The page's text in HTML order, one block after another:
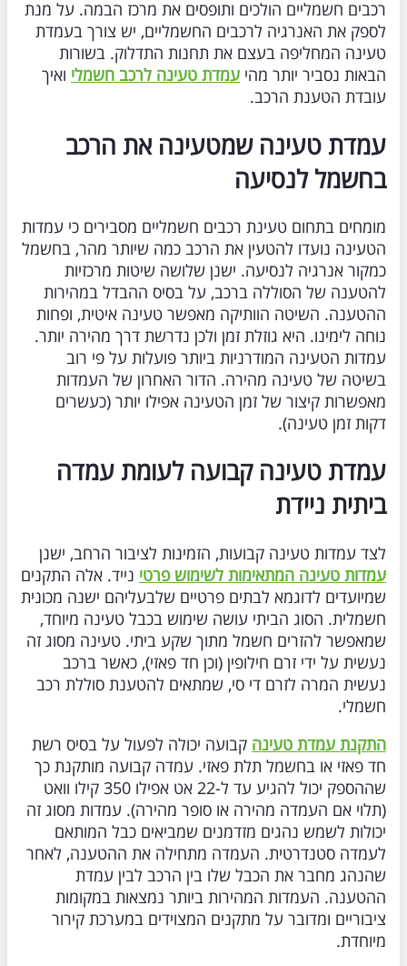
רכבים חשמליים הולכים ותופסים את מרכז הבמה. על מנת
לספק את האנרגיה לרכבים החשמליים, יש צורך בעמדת
טעינה המחליפה בעצם את תחנות התדלוק. בשורות
הבאות נסביר יותר מהי עמדת טעינה לרכב חשמלי ואיך
עובדת הטענת הרכב.
עמדת טעינה שמטעינה את הרכב
בחשמל לנסיעה
מומחים בתחום טעינת רכבים חשמליים מסבירים כי עמדות
הטעינה נועדו להטעין את הרכב כמה שיותר מהר, בחשמל
כמקור אנרגיה לנסיעה. ישנן שלושה שיטות מרכזיות
להטענה של הסוללה ברכב, על בסיס ההבדל במהירות
ההטענה. השיטה הוותיקה מאפשר טעינה איטית, ופחות
נוחה לימינו. היא גוזלת זמן ולכן נדרשת דרך מהירה יותר.
עמדות הטעינה המודרניות ביותר פועלות על פי רוב
בשיטה של טעינה מהירה. הדור האחרון של העמדות
מאפשרות קיצור של זמן הטעינה אפילו יותר (כעשרים
דקות זמן טעינה).
עמדת טעינה קבועה לעומת עמדה
ביתית ניידת
לצד עמדות טעינה קבועות, הזמינות לציבור הרחב, ישנן
עמדות טעינה המתאימות לשימוש פרטי נייד. אלה התקנים
שמיועדים לדוגמא לבתים פרטיים שלבעליהם ישנה מכונית
חשמלית. הסוג הביתי עושה שימוש בכבל טעינה מיוחד,
שמאפשר להזרים חשמל מתוך שקע ביתי. טעינה מסוג זה
נעשית על ידי זרם חילופין (וכן חד פאזי), כאשר ברכב
נעשית המרה לזרם די סי, שמתאים להטענת סוללת רכב
חשמלי.
התקנת עמדת טעינה קבועה יכולה לפעול על בסיס רשת
חד פאזי או בחשמל תלת פאזי. עמדה קבועה מותקנת כך
שההספק יכול להגיע עד ל-22 אט אפילו 350 קילו וואט
(תלוי אם העמדה מהירה או סופר מהירה). עמדות מסוג זה
יכולות לשמש נהגים מזדמנים שמביאים כבל המותאם
לעמדה סטנדרטית. העמדה מתחילה את ההטענה, לאחר
שהנהג מחבר את הכבל שלו בין הרכב לבין עמדת
ההטענה. העמדות המהירות ביותר נמצאות במקומות
ציבוריים ומדובר על מתקנים המצוידים במערכת קירור
מיוחדת.